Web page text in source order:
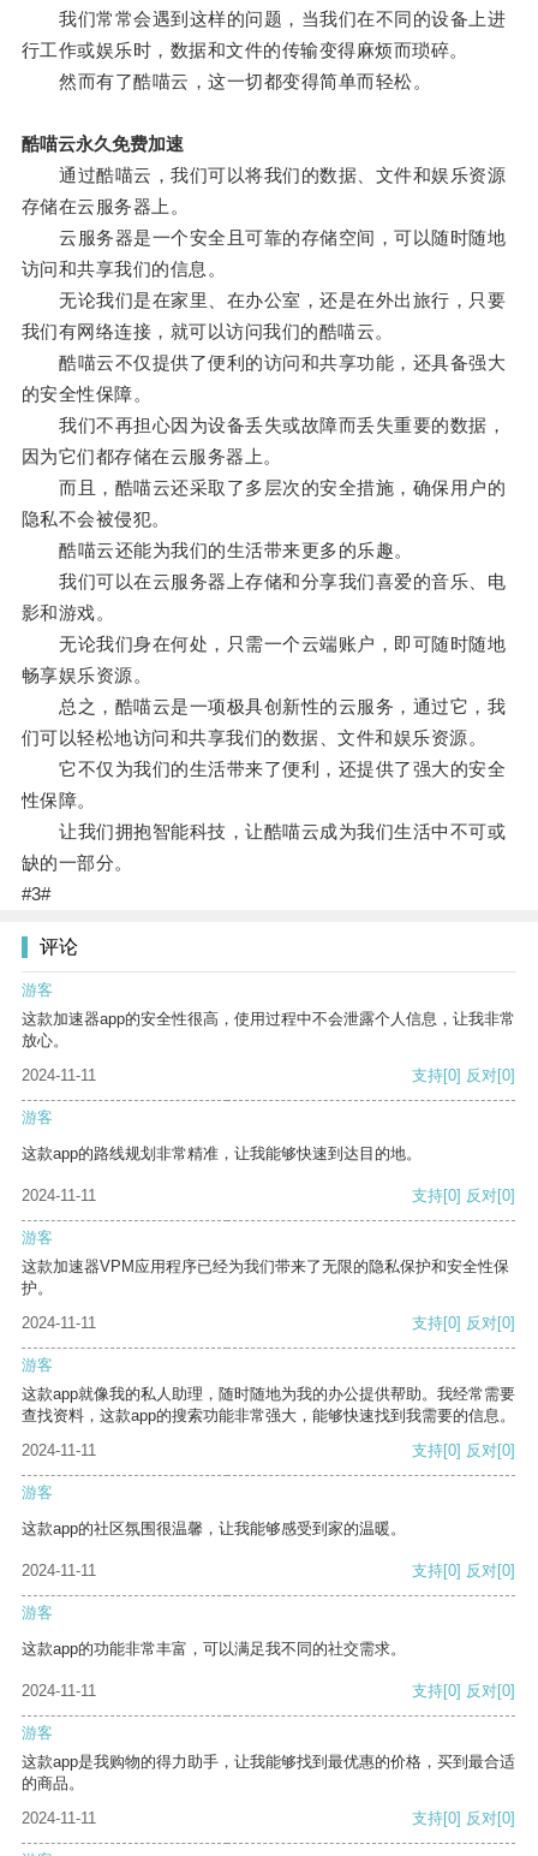
我们常常会遇到这样的问题，当我们在不同的设备上进
行工作或娱乐时，数据和文件的传输变得麻烦而琐碎。
然而有了酷喵云，这一切都变得简单而轻松。
酷喵云永久免费加速
通过酷喵云，我们可以将我们的数据、文件和娱乐资源
存储在云服务器上。
云服务器是一个安全且可靠的存储空间，可以随时随地
访问和共享我们的信息。
无论我们是在家里、在办公室，还是在外出旅行，只要
我们有网络连接，就可以访问我们的酷喵云。
酷喵云不仅提供了便利的访问和共享功能，还具备强大
的安全性保障。
我们不再担心因为设备丢失或故障而丢失重要的数据，
因为它们都存储在云服务器上。
而且，酷喵云还采取了多层次的安全措施，确保用户的
隐私不会被侵犯。
酷喵云还能为我们的生活带来更多的乐趣。
我们可以在云服务器上存储和分享我们喜爱的音乐、电
影和游戏。
无论我们身在何处，只需一个云端账户，即可随时随地
畅享娱乐资源。
总之，酷喵云是一项极具创新性的云服务，通过它，我
们可以轻松地访问和共享我们的数据、文件和娱乐资源。
它不仅为我们的生活带来了便利，还提供了强大的安全
性保障。
让我们拥抱智能科技，让酷喵云成为我们生活中不可或
缺的一部分。
#3#
评论
游客
这款加速器app的安全性很高，使用过程中不会泄露个人信息，让我非常
放心。
2024-11-11
支持[0] 反对[0]
游客
这款app的路线规划非常精准，让我能够快速到达目的地。
2024-11-11 支持[0] 反对[0]
游客
这款加速器VPM应用程序已经为我们带来了无限的隐私保护和安全性保
护。
2024-11-11
支持[0] 反对[0]
游客
这款app就像我的私人助理，随时随地为我的办公提供帮助。我经常需要
查找资料，这款app的搜索功能非常强大，能够快速找到我需要的信息。
2024-11-11
支持[0] 反对[0]
游客
这款app的社区氛围很温馨，让我能够感受到家的温暖。
2024-11-11 支持[0] 反对[0]
游客
这款app的功能非常丰富，可以满足我不同的社交需求。
2024-11-11 支持[0] 反对[0]
游客
这款app是我购物的得力助手，让我能够找到最优惠的价格，买到最合适
的商品。
2024-11-11
支持[0] 反对[0]